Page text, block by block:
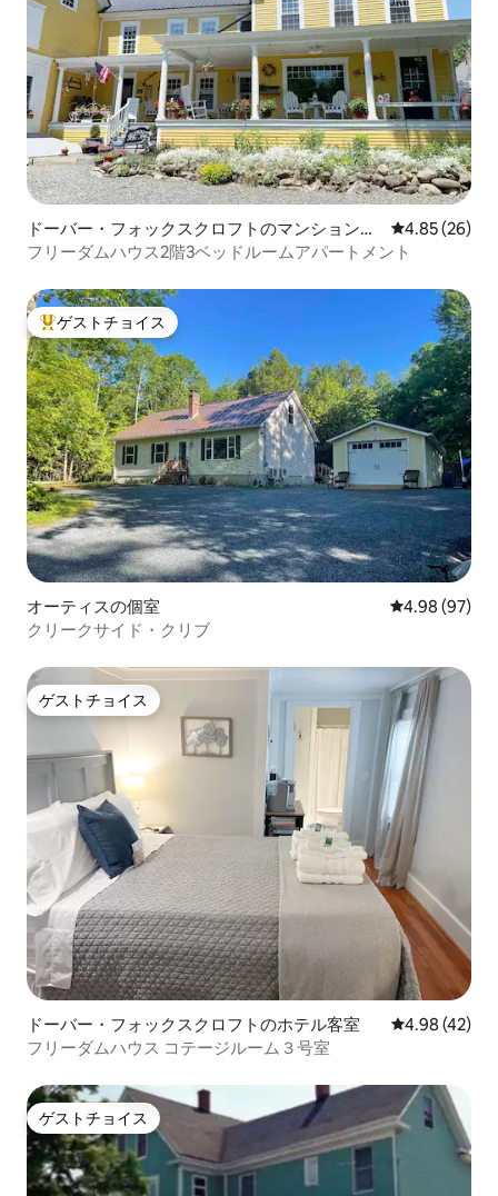
ドーバー・フォックスクロフトのマンション・
アパート
レビュー26
4.85 (26)
フリーダムハウス2階3ベッドルームアパートメント
大好評のゲストチョイスです。
ゲストチョイス
オーティスの個室 レビュー97
4.98 (97)
クリークサイド・クリブ
ゲストチョイス
ゲストチョイス
ドーバー・フォックスクロフトのホテル客室 レビュー42
4.98 (42)
フリーダムハウス コテージルーム３号室
ゲストチョイス
ゲストチョイス